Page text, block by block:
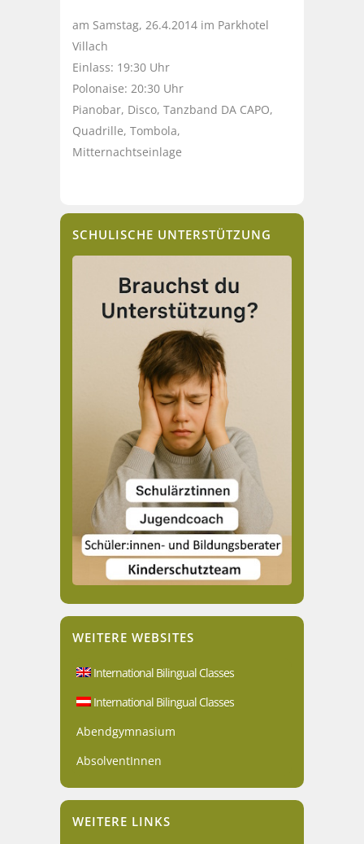
am Samstag, 26.4.2014 im Parkhotel
Villach
Einlass: 19:30 Uhr
Polonaise: 20:30 Uhr
Pianobar, Disco, Tanzband DA CAPO,
Quadrille, Tombola,
Mitternachtseinlage
SCHULISCHE UNTERSTÜTZUNG
WEITERE WEBSITES
International Bilingual Classes
International Bilingual Classes
Abendgymnasium
AbsolventInnen
WEITERE LINKS